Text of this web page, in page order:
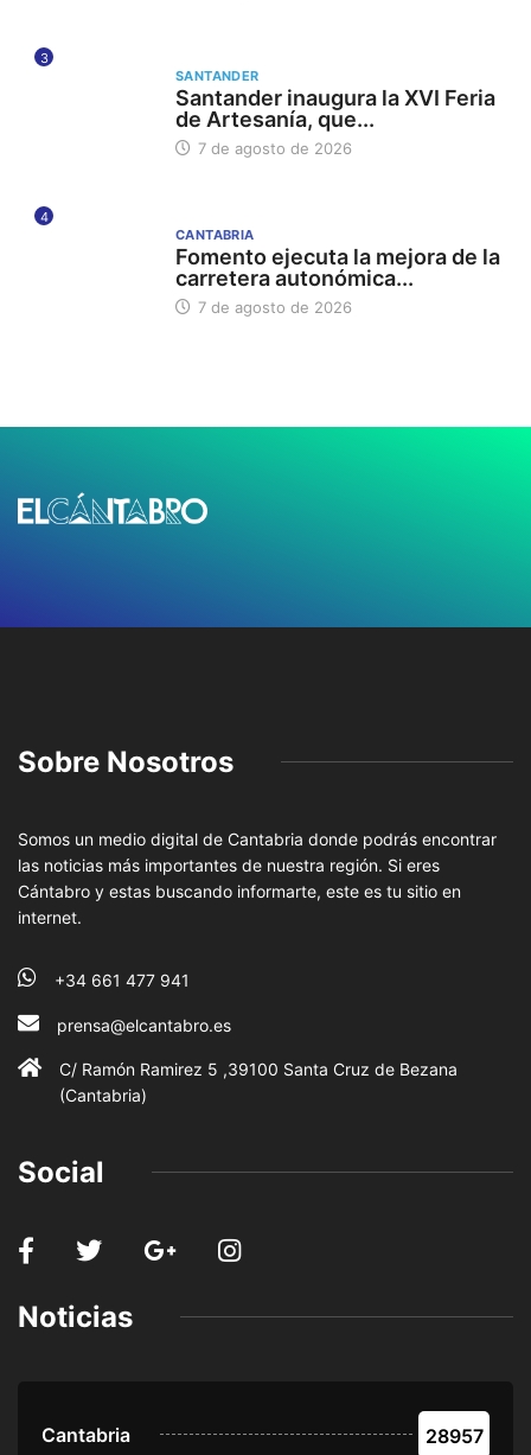
3
SANTANDER
Santander inaugura la XVI Feria
de Artesanía, que...
7 de agosto de 2026
4
CANTABRIA
Fomento ejecuta la mejora de la
carretera autonómica...
7 de agosto de 2026
Sobre Nosotros
Somos un medio digital de Cantabria donde podrás encontrar
las noticias más importantes de nuestra región. Si eres
Cántabro y estas buscando informarte, este es tu sitio en
internet.
+34 661 477 941
prensa@elcantabro.es
C/ Ramón Ramirez 5 ,39100 Santa Cruz de Bezana
(Cantabria)
Social
Noticias
Cantabria 28957